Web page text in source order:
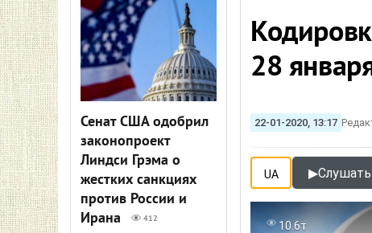
Сенат США одобрил
законопроект
Линдси Грэма о
жестких санкциях
против России и
Ирана
412
28
22-01-2020, 13:17
UA ▶
10.6т